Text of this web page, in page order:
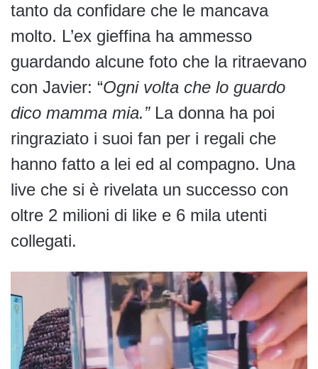
tanto da confidare che le mancava
molto. L’ex gieffina ha ammesso
guardando alcune foto che la ritraevano
con Javier: “Ogni volta che lo guardo
dico mamma mia.”La donna ha poi
ringraziato i suoi fan per i regali che
hanno fatto a lei ed al compagno. Una
live che si è rivelata un successo con
oltre 2 milioni di like e 6 mila utenti
collegati.